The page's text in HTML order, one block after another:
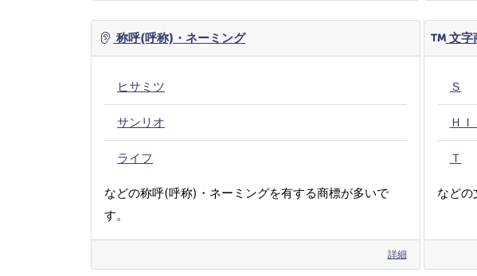
称呼(呼称)・ネーミング
ヒサミツ
サンリオ
ライフ
などの称呼(呼称)・ネーミングを有する商標が多いで
す。
詳細
文字
Ｓ
Ｈ
Ｔ
などの